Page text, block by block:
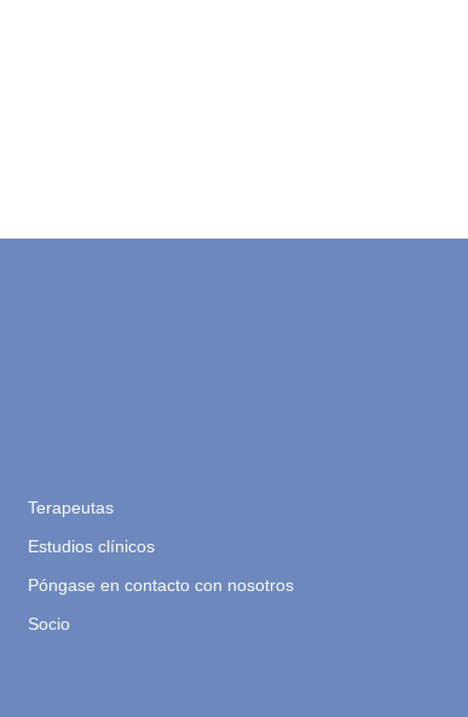
Terapeutas
Estudios clínicos
Póngase en contacto con nosotros
Socio